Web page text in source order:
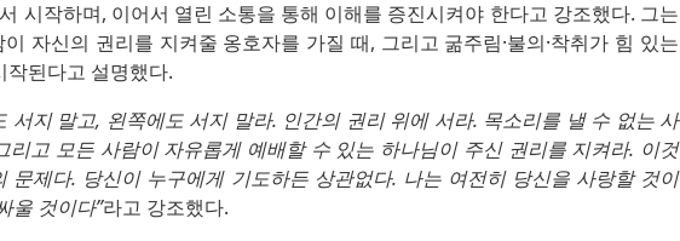
시작하며, 이어서 열린 소통을 통해 이해를 증진시켜야 한다고 강조했다. 그는
자신의 권리를 지켜줄 옹호자를 가질 때, 그리고 굶주림·불의·착취가 힘 있는
작된다고 설명했다.
서지 말고, 왼쪽에도 서지 말라. 인간의 권리 위에 서라. 목소리를 낼 수 없는 사
리고 모든 사람이 자유롭게 예배할 수 있는 하나님이 주신 권리를 지켜라. 이것
문제다. 당신이 누구에게 기도하든 상관없다. 나는 여전히 당신을 사랑할 것이
울 것이다”라고 강조했다.